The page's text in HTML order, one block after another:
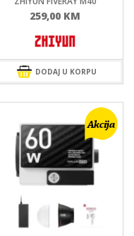
259,00 KM
DODAJ U KORPU